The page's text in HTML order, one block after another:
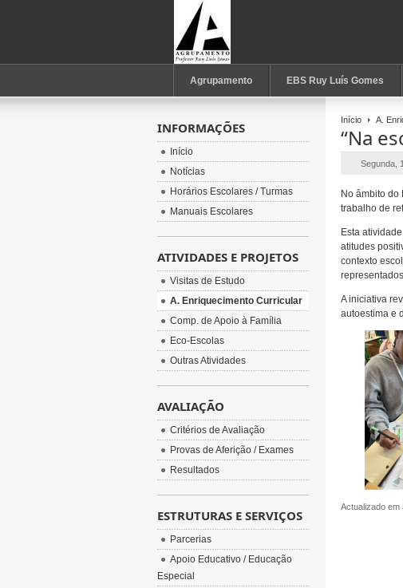
Agrupamento EBS Ruy Luís Gomes
Início A.
“Na
Segunda,
No âmbito do
trabalho de
Esta
atitudes
contexto
A iniciativa
autoestima e
Actualizado em
INFORMAÇÕES
Início
Notícias
Horários Escolares / Turmas
Manuais Escolares
ATIVIDADES E PROJETOS
Visitas de Estudo
A. Enriquecimento Curricular
Comp. de Apoio à Família
Eco-Escolas
Outras Atividades
AVALIAÇÃO
Critérios de Avaliação
Provas de Aferição / Exames
Resultados
ESTRUTURAS E SERVIÇOS
Parcerias
Apoio Educativo / Educação
Especial